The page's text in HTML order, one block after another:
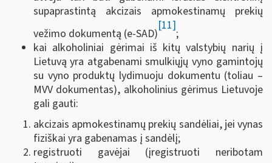
supaprastintą akcizais apmokestinamų prekių
vežimo dokumentą (e-SAD)
[11]
;
kai alkoholiniai gėrimai iš kitų valstybių narių į
Lietuvą yra atgabenami smulkiųjų vyno gamintojų
su vyno produktų lydimuoju dokumentu (toliau –
MVV dokumentas), alkoholinius gėrimus Lietuvoje
gali gauti:
akcizais apmokestinamų prekių sandėliai, jei vynas
fiziškai yra gabenamas į sandėlį;
registruoti gavėjai (įregistruoti neribotam